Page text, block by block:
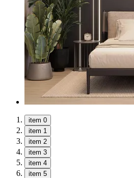
item 0
item 1
item 2
item 3
item 4
item 5